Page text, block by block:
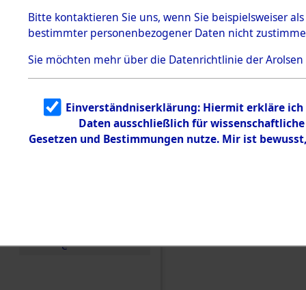
5.3.1 Alliierte
Erhebungen
zu
Todesmärsch
en
5.3.2
Identifizierun
g
5.3.3
Todesmärsch
e
Bitte kontaktieren Sie uns, wenn Sie beispielsweiser
bestimmter personenbezogener Daten nicht
Sie möchten mehr über die Datenrichtlinie der Arolsen
Einverständniserklärung: Hiermit erkläre
Daten ausschließlich für
Gesetzen und Bestimmungen nutze. Mir ist